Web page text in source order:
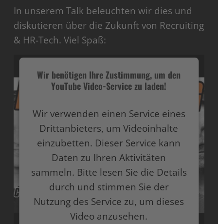
In unserem Talk beleuchten wir dies und
diskutieren über die Zukunft von Recruiting
& HR-Tech. Viel Spaß:
Wir benötigen Ihre Zustimmung, um den
YouTube Video-Service zu laden!
Wir verwenden einen Service eines
Drittanbieters, um Videoinhalte
einzubetten. Dieser Service kann
Daten zu Ihren Aktivitäten
sammeln. Bitte lesen Sie die Details
durch und stimmen Sie der
Nutzung des Service zu, um dieses
Video anzusehen.